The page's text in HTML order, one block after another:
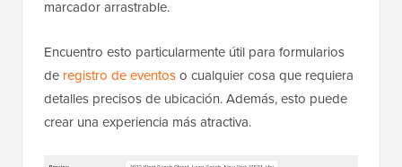
marcador arrastrable.
Encuentro esto particularmente útil para formularios
de registro de eventoso cualquier cosa que requiera
detalles precisos de ubicación. Además, esto puede
crear una experiencia más atractiva.